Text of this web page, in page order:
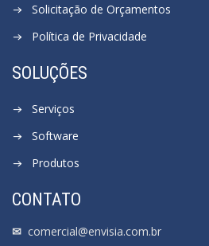
Solicitação de Orçamentos
Política de Privacidade
SOLUÇÕES
Serviços
Software
Produtos
CONTATO
✉ comercial@envisia.com.br